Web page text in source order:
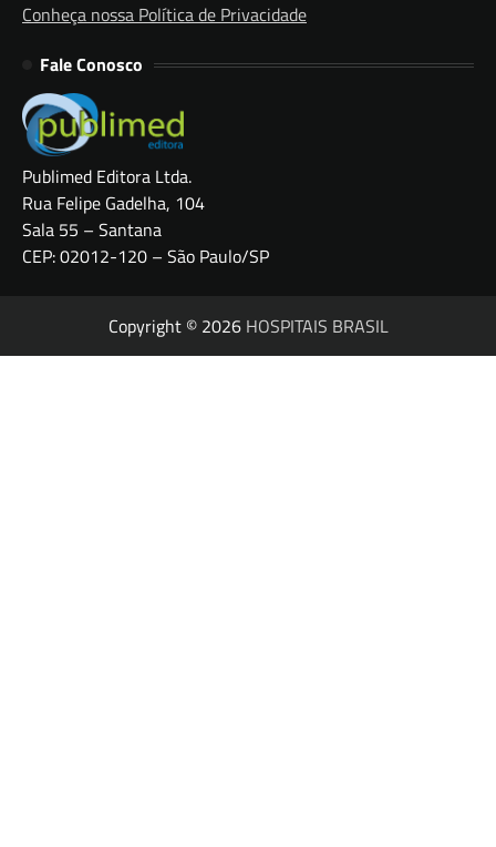
Conheça nossa Política de Privacidade
Fale Conosco
Publimed Editora Ltda.
Rua Felipe Gadelha, 104
Sala 55 – Santana
CEP: 02012-120 – São Paulo/SP
Copyright © 2026 HOSPITAIS BRASIL